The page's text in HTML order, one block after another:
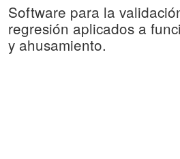
Software para la
regresión aplicados a
y ahusamiento.